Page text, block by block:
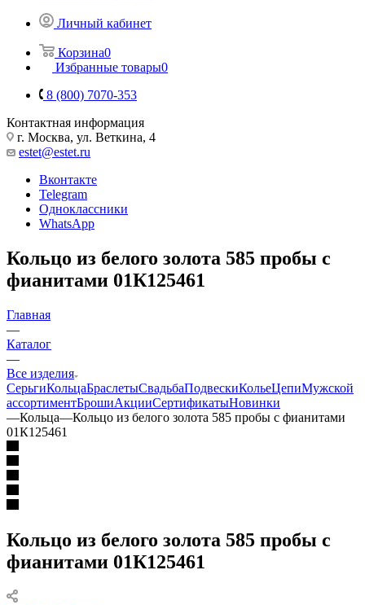
Личный кабинет
Корзина0
Избранные товары0
8 (800) 7070-353
Контактная информация
г. Москва, ул. Веткина, 4
estet@estet.ru
Вконтакте
Telegram
Одноклассники
WhatsApp
Кольцо из белого золота 585 пробы c
фианитами 01К125461
Главная
—
Каталог
—
Все изделия
СерьгиКольцаБраслетыСвадьбаПодвескиКольеЦепиМужской
ассортиментБрошиАкцииСертификатыНовинки
—Кольца—Кольцо из белого золота 585 пробы c фианитами
01К125461
Кольцо из белого золота 585 пробы c
фианитами 01К125461